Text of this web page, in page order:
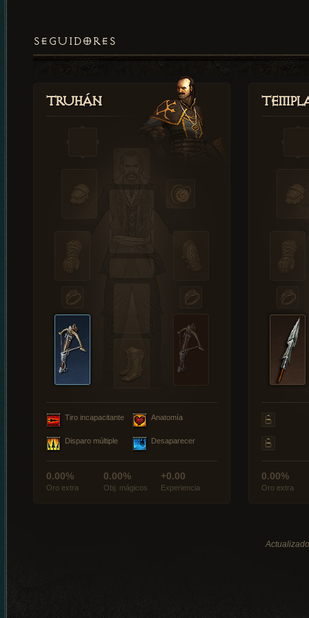
SEGUIDORES
Truhán
Tiro incapacitante Anatomía
Disparo múltiple Desaparecer
0.00%
Oro extra
0.00%
Obj. mágicos
+0.00
Experiencia
0.00%
Oro extra